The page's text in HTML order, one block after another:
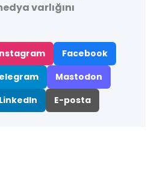
varlığını
Facebook
Mastodon
LinkedIn E-posta